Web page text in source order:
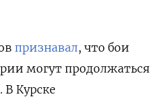
признавал, что бои
могут продолжаться
В Курске